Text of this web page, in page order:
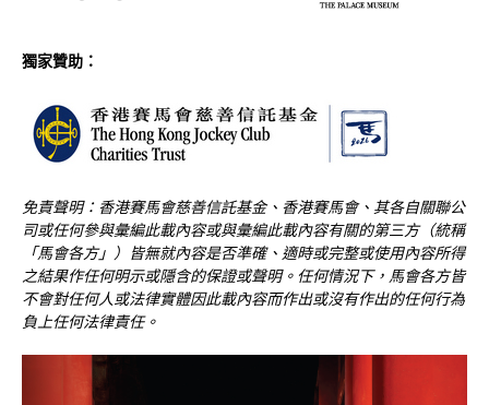
獨家贊助：
免責聲明：香港賽馬會慈善信託基金、香港賽馬會、其各自關聯公
司或任何參與彙編此載內容或與彙編此載內容有關的第三方（統稱
「馬會各方」）皆無就內容是否準確、適時或完整或使用內容所得
之結果作任何明示或隱含的保證或聲明。任何情況下，馬會各方皆
不會對任何人或法律實體因此載內容而作出或沒有作出的任何行為
負上任何法律責任。